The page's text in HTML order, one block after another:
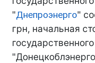
"Днепроэнерго"
грн, начальная